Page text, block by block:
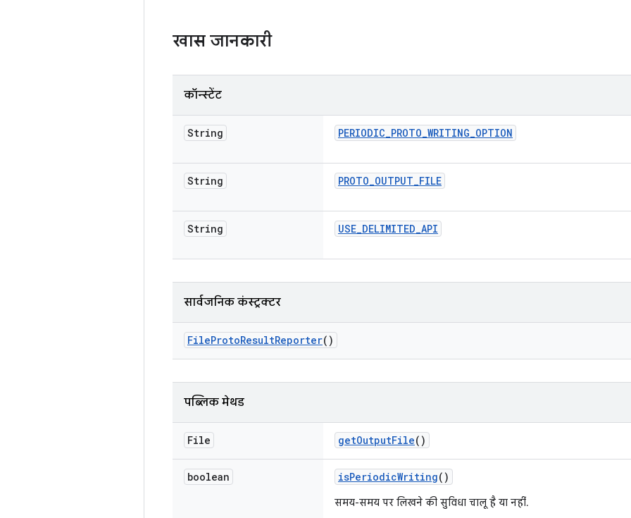
खास जानकारी
कॉन्स्टेंट
String PERIODIC_PROTO_WRITING_OPTION
String PROTO_OUTPUT_FILE
String USE_DELIMITED_API
सार्वजनिक कंस्ट्रक्टर
FileProtoResultReporter()
पब्लिक मेथड
File getOutputFile()
boolean isPeriodicWriting()
समय-समय पर लिखने की सुविधा चालू है या नहीं.